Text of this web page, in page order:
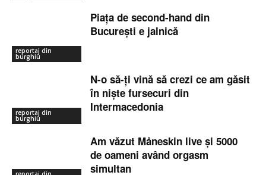
reportaj din
burghiu
Piața de second-hand din
București e jalnică
reportaj din
burghiu
N-o să-ți vină să crezi ce am găsit
în niște fursecuri din
Intermacedonia
Am văzut Måneskin live și 5000
de oameni având orgasm
simultan